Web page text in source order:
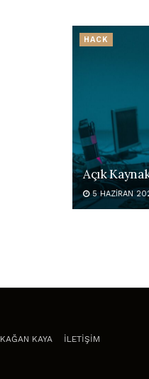
HACK
Açık
5 HAZIRAN
KAĞAN KAYA İLETİŞİM